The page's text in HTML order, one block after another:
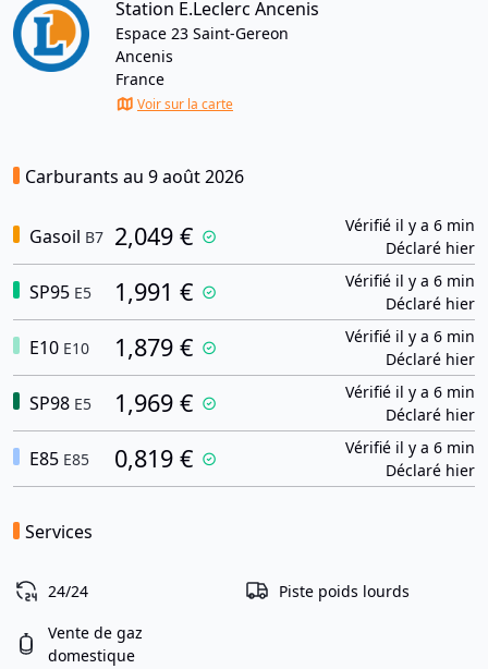
Station E.Leclerc Ancenis
Espace 23 Saint-Gereon
Ancenis
France
Voir sur la carte
Carburants au 9 août 2026
Gasoil B7 2,049 €
Vérifié il y a 6 min
Déclaré hier
SP95 E5 1,991 €
Vérifié il y a 6 min
Déclaré hier
E10 E10 1,879 €
Vérifié il y a 6 min
Déclaré hier
SP98 E5 1,969 €
Vérifié il y a 6 min
Déclaré hier
E85 E85 0,819 €
Vérifié il y a 6 min
Déclaré hier
Services
24/24 Piste poids lourds
Vente de gaz
domestique